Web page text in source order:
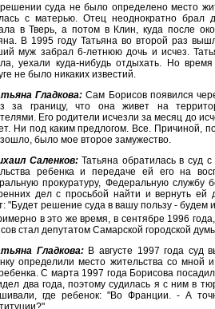
суда не было определено место
с матерью. Отец неоднократно брал
в Тверь, а потом в Клин, куда после
В 1995 году Татьяна во второй раз
муж забрал 6-летнюю дочь и исчез.
уехали куда-нибудь отдыхать. Но
не было никаких известий.
Гладкова: Сам Борисов появился
за границу, что она живет на
Его родители исчезли за месяц до
Ни под каким предлогом. Все. Причиной,
было мое второе замужество.
Саленков:Татьяна обратилась в суд
ребенка и передаче ей его на
прокуратуру, Федеральную службу
дел с просьбой найти и вернуть ей
"Будет решение суда в вашу пользу - будем
в это же время, в сентябре 1996
стал депутатом Самарской городской
Гладкова:В августе 1997 года суд
определили место жительства со мной
С марта 1997 года Борисова
два года, поэтому судилась я с ним в
где ребенок: "Во Франции. - А